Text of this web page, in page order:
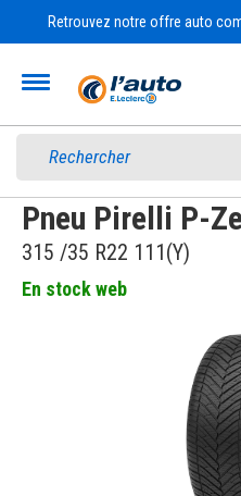
Retrouvez notre offre auto
Pneu Pirelli P-
315 /35 R22 111(Y)
En stock web